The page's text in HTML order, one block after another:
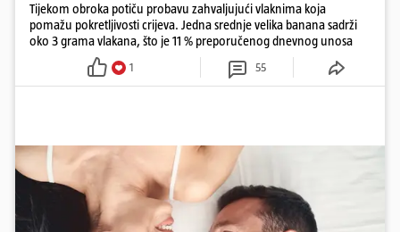
Tijekom obroka potiču probavu zahvaljujući vlaknima koja
pomažu pokretljivosti crijeva. Jedna srednje velika banana sadrži
oko 3 grama vlakana, što je 11 % preporučenog dnevnog unosa
1 55